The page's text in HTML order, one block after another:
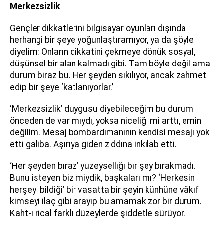
Merkezsizlik
Gençler dikkatlerini bilgisayar oyunları dışında
herhangi bir şeye yoğunlaştıramıyor, ya da şöyle
diyelim: Onların dikkatini çekmeye dönük sosyal,
düşünsel bir alan kalmadı gibi. Tam böyle değil ama
durum biraz bu. Her şeyden sıkılıyor, ancak zahmet
edip bir şeye ‘katlanıyorlar.’
‘Merkezsizlik’ duygusu diyebileceğim bu durum
önceden de var mıydı, yoksa niceliği mi arttı, emin
değilim. Mesaj bombardımanının kendisi mesajı yok
etti galiba. Aşırıya giden zıddına inkılab etti.
‘Her şeyden biraz’ yüzeyselliği bir şey bırakmadı.
Bunu isteyen biz miydik, başkaları mı? ‘Herkesin
herşeyi bildiği’ bir vasatta bir şeyin künhüne vâkıf
kimseyi ilaç gibi arayıp bulamamak zor bir durum.
Kaht-ı rical farklı düzeylerde şiddetle sürüyor.